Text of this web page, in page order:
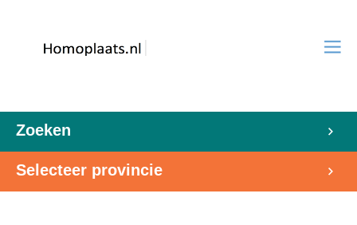
Zoeken
Selecteer provincie